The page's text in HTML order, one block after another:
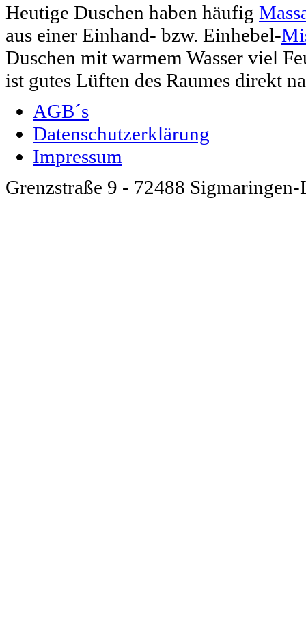
Heutige Duschen haben häufig
aus einer Einhand- bzw. Einhebel-
Duschen mit warmem Wasser viel
ist gutes Lüften des Raumes direkt
AGB´s
Datenschutzerklärung
Impressum
Grenzstraße 9 - 72488